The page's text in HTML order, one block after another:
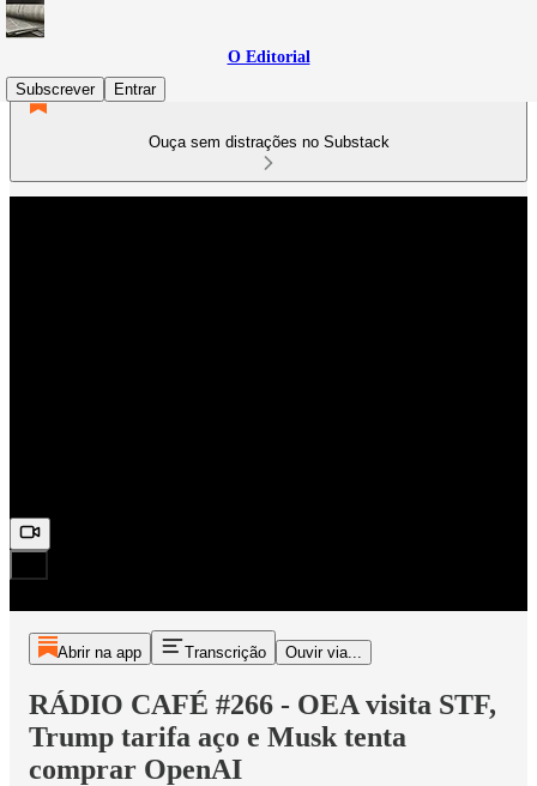
O Editorial
Subscrever
Entrar
Ouça sem distrações no Substack
Abrir na app Transcrição Ouvir via...
RÁDIO CAFÉ #266 - OEA visita STF,
Trump tarifa aço e Musk tenta
comprar OpenAI